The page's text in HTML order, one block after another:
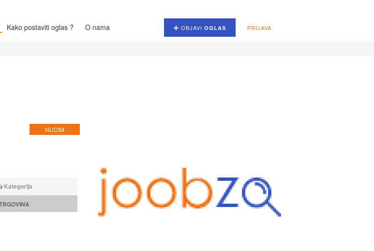
Kako postaviti oglas ? O nama OBJAVI OGLAS PRIJAVA
NUDIM
Kategorija